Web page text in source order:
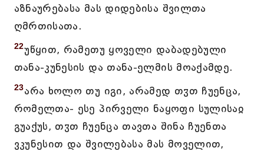
აზნაურებასა მას დიდებისა შვილთა
ღმრთისათა.
22უწყით, რამეთუ ყოველი დაბადებული
თანა-კუნესის და თანა-ელმის მოაქამდე.
23არა ხოლო თუ იგი, არამედ თჳთ ჩუენცა,
რომელთა- ესე პირველი ნაყოფი სულისაჲ
გუაქუს, თჳთ ჩუენცა თავთა შინა ჩუენთა
ვკუნესით და შვილებასა მას მოველით,